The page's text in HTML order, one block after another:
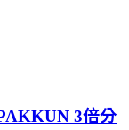
3倍分